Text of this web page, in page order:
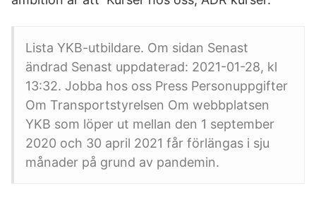
Lista YKB-utbildare. Om sidan Senast
ändrad Senast uppdaterad: 2021-01-28, kl
13:32. Jobba hos oss Press Personuppgifter
Om Transportstyrelsen Om webbplatsen
YKB som löper ut mellan den 1 september
2020 och 30 april 2021 får förlängas i sju
månader på grund av pandemin.